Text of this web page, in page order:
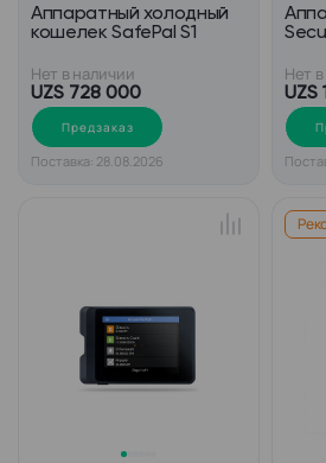
Аппаратный холодный
кошелек SafePal S1
Нет в наличии
UZS 728 000
Предзаказ
Поставка: 28.08.2026
Нет
UZS